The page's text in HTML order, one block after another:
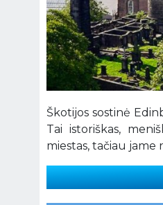
Škotijos sostinė
Tai istoriškas,
miestas, tačiau